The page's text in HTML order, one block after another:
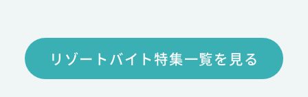
リゾートバイト特集一覧を見る